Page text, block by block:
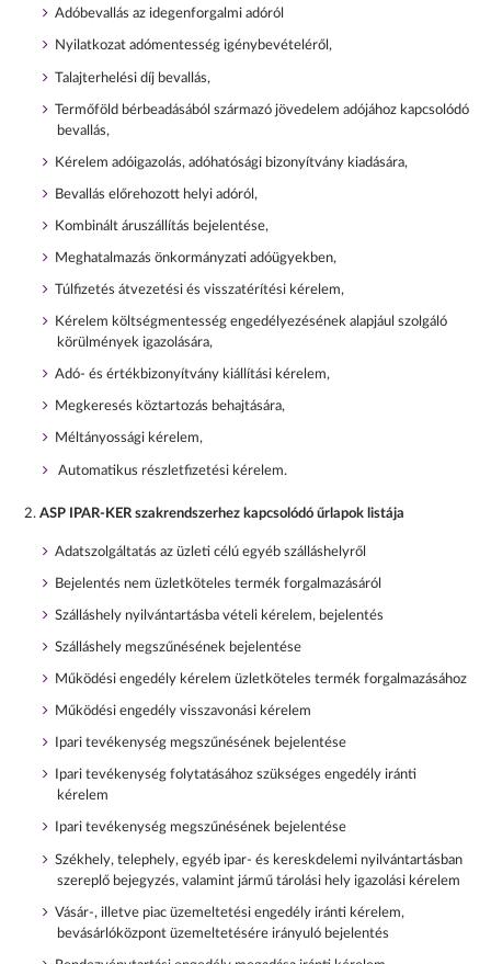
Adóbevallás az idegenforgalmi adóról
Nyilatkozat adómentesség igénybevételéről,
Talajterhelési díj bevallás,
Termőföld bérbeadásából származó jövedelem adójához kapcsolódó
bevallás,
Kérelem adóigazolás, adóhatósági bizonyítvány kiadására,
Bevallás előrehozott helyi adóról,
Kombinált áruszállítás bejelentése,
Meghatalmazás önkormányzati adóügyekben,
Túlfizetés átvezetési és visszatérítési kérelem,
Kérelem költségmentesség engedélyezésének alapjául szolgáló
körülmények igazolására,
Adó- és értékbizonyítvány kiállítási kérelem,
Megkeresés köztartozás behajtására,
Méltányossági kérelem,
Automatikus részletfizetési kérelem.
ASP IPAR-KER szakrendszerhez kapcsolódó űrlapok listája
Adatszolgáltatás az üzleti célú egyéb szálláshelyről
Bejelentés nem üzletköteles termék forgalmazásáról
Szálláshely nyilvántartásba vételi kérelem, bejelentés
Szálláshely megszűnésének bejelentése
Működési engedély kérelem üzletköteles termék forgalmazásához
Működési engedély visszavonási kérelem
Ipari tevékenység megszűnésének bejelentése
Ipari tevékenység folytatásához szükséges engedély iránti
kérelem
Ipari tevékenység megszűnésének bejelentése
Székhely, telephely, egyéb ipar- és kereskdelemi nyilvántartásban
szereplő bejegyzés, valamint jármű tárolási hely igazolási kérelem
Vásár-, illetve piac üzemeltetési engedély iránti kérelem,
bevásárlóközpont üzemeltetésére irányuló bejelentés